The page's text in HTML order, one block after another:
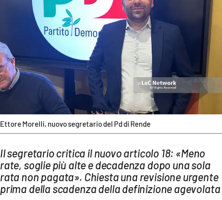
AMBIENTE
Streaming
LAC NETWORK
LAC ONAIR
LaC
Network
LACTV.IT
LACONAIR.IT
LACITYMAG.IT
Ettore Morelli, nuovo segretario del Pd di Rende
Il segretario critica il nuovo articolo 18: «Meno
rate, soglie più alte e decadenza dopo una sola
rata non pagata». Chiesta una revisione urgente
prima della scadenza della definizione agevolata